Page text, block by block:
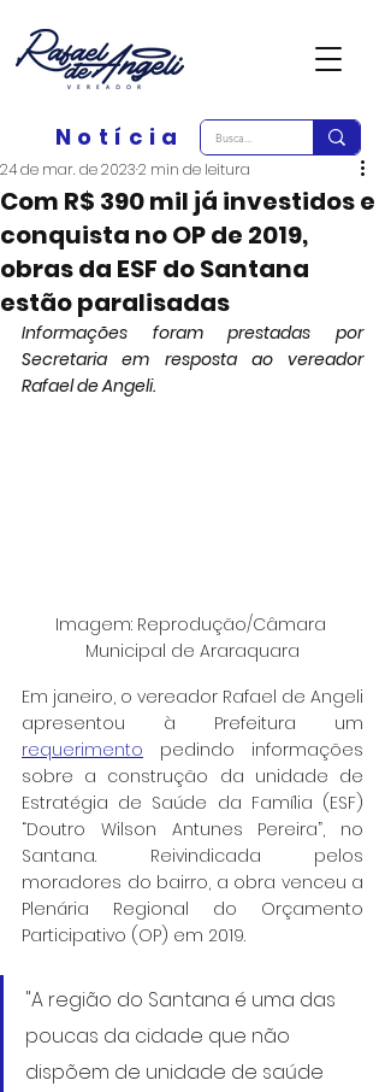
Notícia
Com R$ 390 mil já investidos e
conquista no OP de 2019,
obras da ESF do Santana
estão paralisadas
24 de mar. de 20232 min de leitura
Informações foram prestadas por
Secretaria em resposta ao vereador
Rafael de Angeli.
Imagem: Reprodução/Câmara
Municipal de Araraquara
Em janeiro, o vereador Rafael de Angeli
requerimento pedindo informações
sobre a construção da unidade de
Estratégia de Saúde da Família (ESF)
“Doutro Wilson Antunes Pereira”, no
Santana. Reivindicada pelos
moradores do bairro, a obra venceu a
Plenária Regional do Orçamento
Participativo (OP) em 2019.
"A região do Santana é uma das
poucas da cidade que não
dispõem de unidade de saúde